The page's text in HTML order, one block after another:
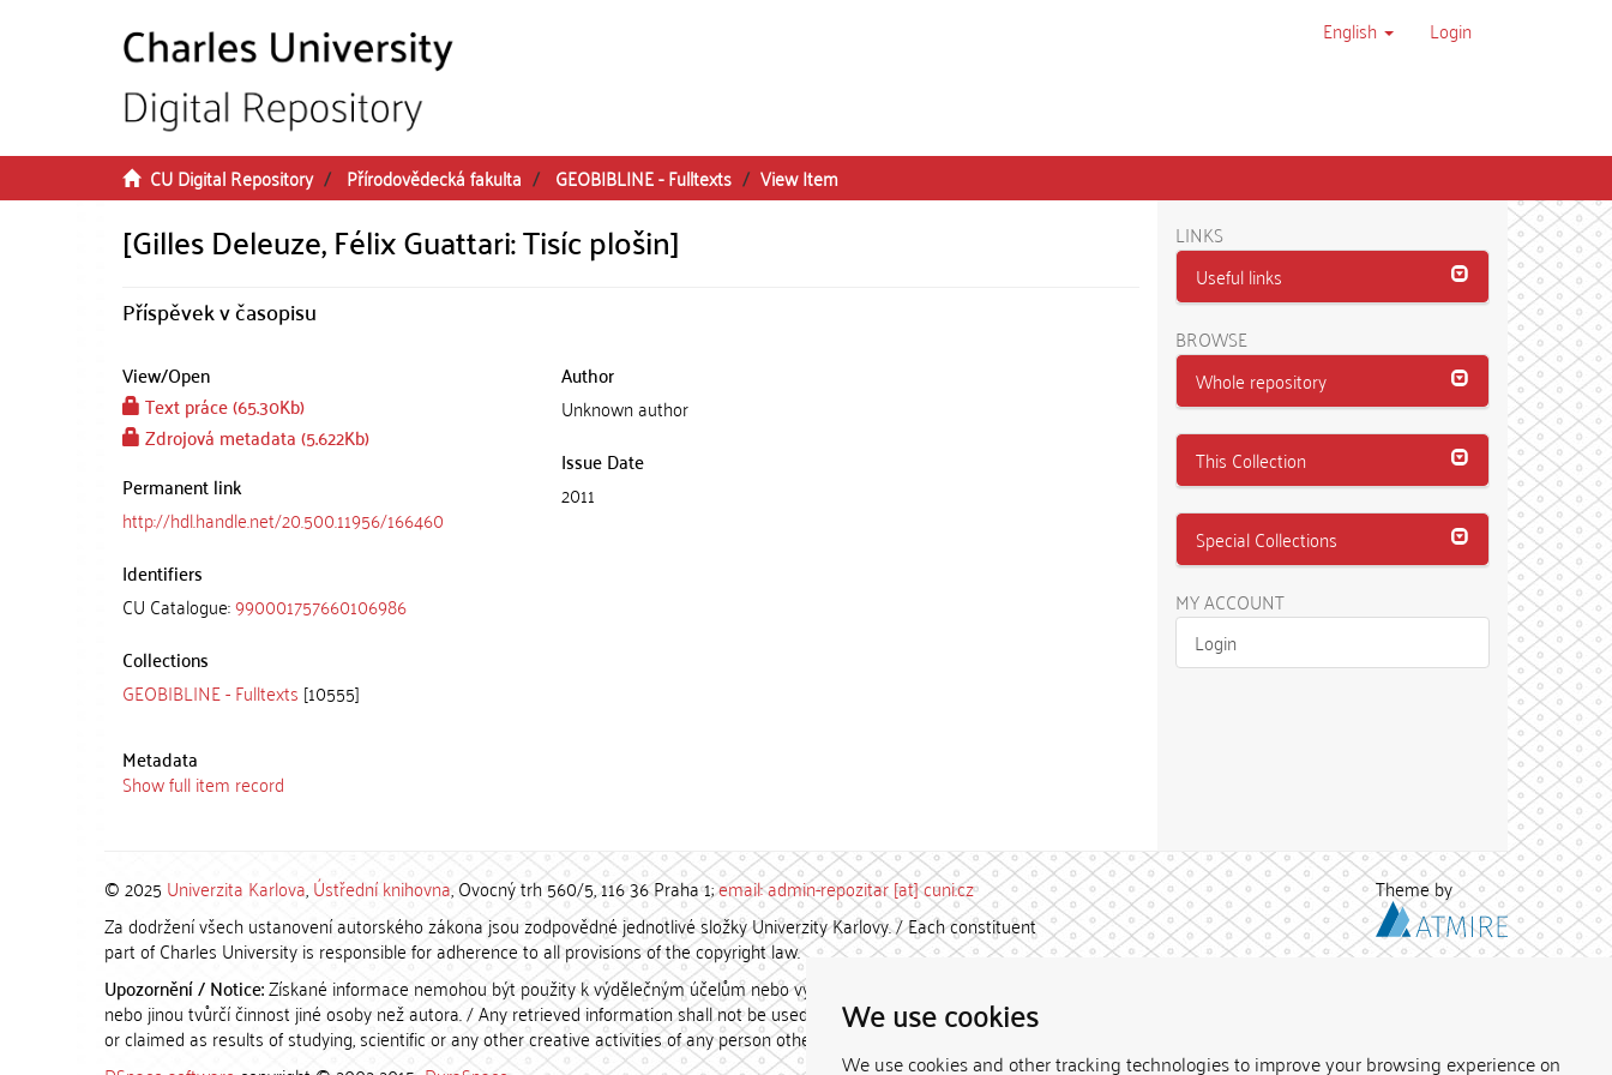
We use cookies
We use cookies and other tracking technologies to improve your browsing experience on
English Login
CU Digital Repository Přírodovědecká fakulta GEOBIBLINE - Fulltexts View Item
[Gilles Deleuze, Félix Guattari: Tisíc plošin]
Příspěvek v časopisu
View/Open
Text práce (65.30Kb)
Zdrojová metadata (5.622Kb)
Permanent link
http://hdl.handle.net/20.500.11956/166460
Identifiers
CU Catalogue:990001757660106986
Collections
GEOBIBLINE - Fulltexts [10555]
Author
Unknown author
Issue Date
2011
Metadata
Show full item record
LINKS
Useful links
BROWSE
Whole repository
This Collection
Special Collections
MY ACCOUNT
Login
© 2025 Univerzita Karlova,Ústřední knihovna, Ovocný trh 560/5, 116 36 Praha 1;email: admin-repozitar [at] cuni.cz
Za dodržení všech ustanovení autorského zákona jsou zodpovědné jednotlivé složky Univerzity Karlovy. / Each constituent
part of Charles University is responsible for adherence to all provisions of the copyright law.
Upozornění / Notice:Získané informace nemohou být použity k výdělečným účelům nebo vydávány za studijní, vědeckou
nebo jinou tvůrčí činnost jiné osoby než autora. / Any retrieved information shall not be used for any commercial purposes
or claimed as results of studying, scientific or any other creative activities of any person other than the author.
Theme by